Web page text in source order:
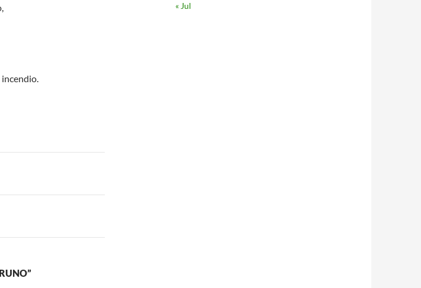
incendio.
« Jul